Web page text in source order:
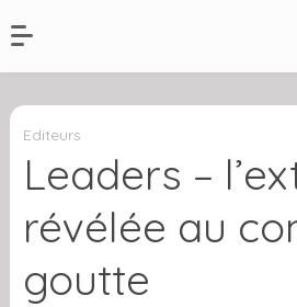
Editeurs
Leaders –
révélée au
goutte